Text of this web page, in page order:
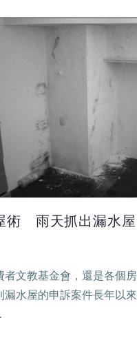
術 雨天抓出漏水屋
者文教基金會，還是各個
漏水屋的申訴案件長年以